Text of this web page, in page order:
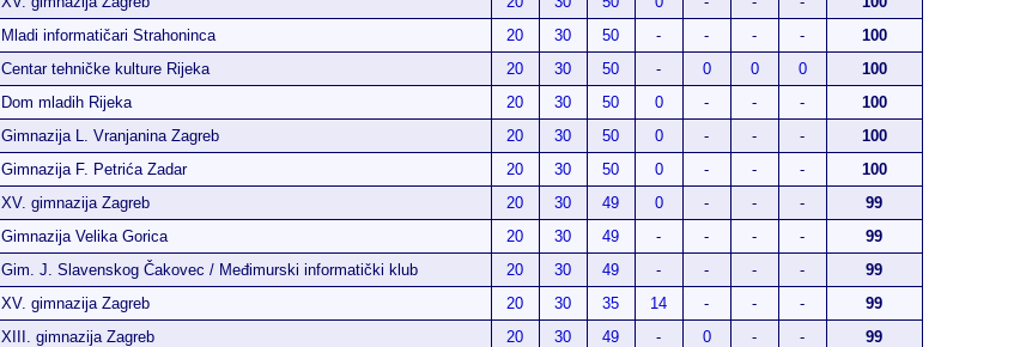
Mladi informatičari Strahoninca 20 30 50 - - - -
100
Centar tehničke kulture Rijeka 20 30 50 - 0 0 0
100
Dom mladih Rijeka 20 30 50 0 - - -
100
Gimnazija L. Vranjanina Zagreb 20 30 50 0 - - -
100
Gimnazija F. Petrića Zadar 20 30 50 0 - - -
100
XV. gimnazija Zagreb 20 30 49 0 - - -
99
Gimnazija Velika Gorica 20 30 49 - - - -
99
Gim. J. Slavenskog Čakovec / Međimurski informatički klub 20 30 49 - - - -
99
XV. gimnazija Zagreb 20 30 35 14 - - -
99
XIII. gimnazija Zagreb 20 30 49 - 0 - -
99